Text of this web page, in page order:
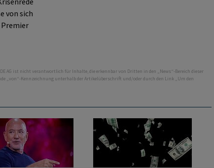
von sich
Premier
AG ist nicht verantwortlich für Inhalte, die erkennbar von Dritten in den „News“-Bereich dieser
„von“-Kennzeichnung unterhalb der Artikelüberschrift und/oder durch den Link „Um den